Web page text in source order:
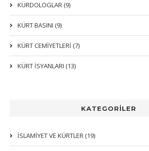
KATEGORİLER
İSLAMIYET VE KÜRTLER (19)
KÜRDOLOGLAR (9)
KÜRT BASINI (9)
KÜRT CEMİYETLERİ (7)
KÜRT İSYANLARI (13)